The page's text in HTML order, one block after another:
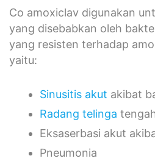
Co amoxiclav digunakan
yang disebabkan oleh
yang resisten terhadap
yaitu:
Sinusitis akut akibat
Radang telinga
Eksaserbasi akut
Pneumonia